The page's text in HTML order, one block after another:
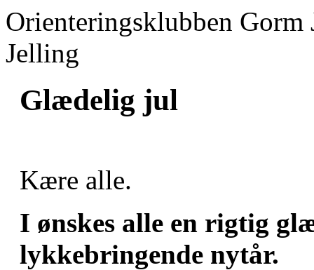
Orienteringsklubben
Jelling
Glædelig jul
Kære alle.
I ønskes alle en rigtig
lykkebringende nytår.